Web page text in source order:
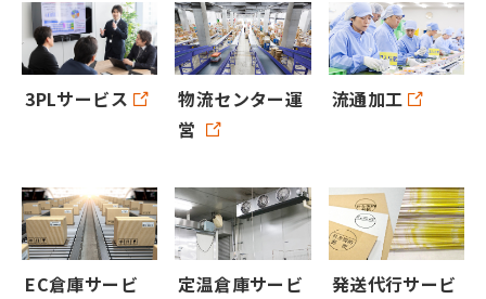
3PLサービス
物流センター運
営
流通加工
EC倉庫サービ
定温倉庫サービ
発送代行サービ